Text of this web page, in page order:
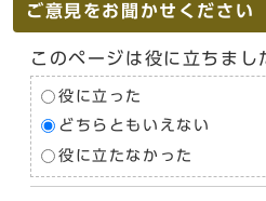
ご意見をお聞かせください
このページは役に立ちまし
役に立った
どちらともいえない
役に立たなかった